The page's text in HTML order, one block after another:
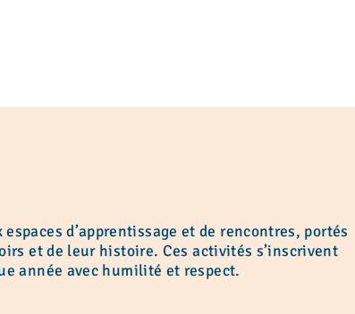
d’apprentissage et de rencontres, portés
et de leur histoire. Ces activités s’inscrivent
année avec humilité et respect.